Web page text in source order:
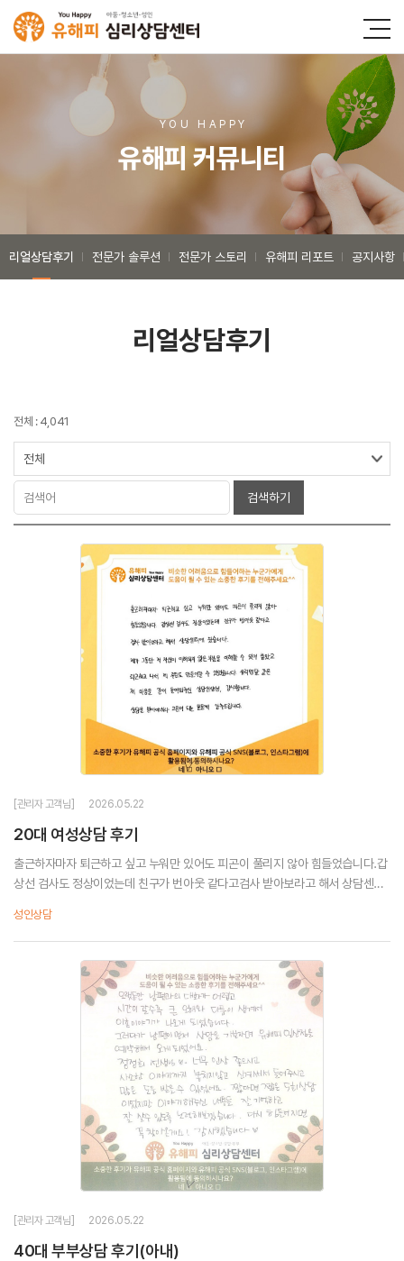
YOU HAPPY
유해피 커뮤니티
리얼상담후기 전문가 솔루션 전문가 스토리 유해피 리포트 공지사항
리얼상담후기
전체 : 4,041
검색하기
[관리자 고객님] 2026.05.22
20대 여성상담 후기
출근하자마자 퇴근하고 싶고 누워만 있어도 피곤이 풀리지 않아 힘들었습니다.갑
상선 검사도 정상이었는데 친구가 번아웃 같다고검사 받아보라고 해서 상담센터
퇴근하고 나서 제 루틴도 만들어갈 수 있었습...
성인상담
[관리자 고객님] 2026.05.22
40대 부부상담 후기(아내)